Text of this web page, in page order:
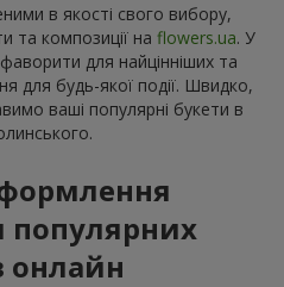
в якості свого вибору,
та композиції на flowers.ua. У
для найцінніших та
для будь-якої події. Швидко,
ваші популярні букети в
популярних
онлайн